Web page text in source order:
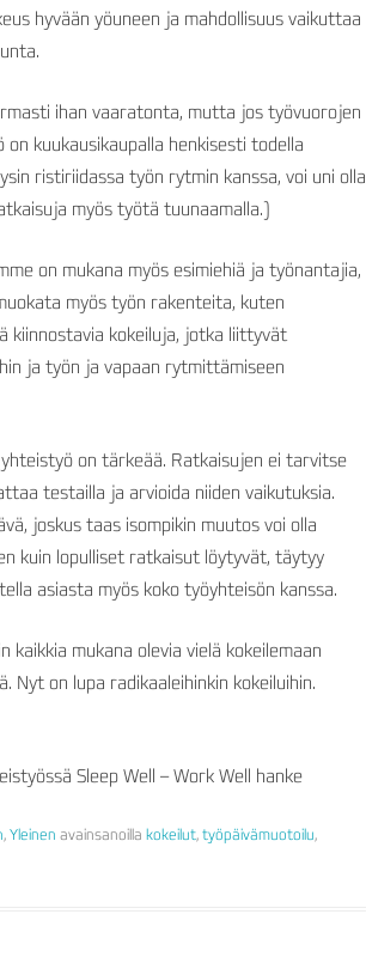
hyvään yöuneen ja mahdollisuus vaikuttaa
ihan vaaratonta, mutta jos työvuorojen
kuukausikaupalla henkisesti todella
ristiriidassa työn rytmin kanssa, voi uni olla
myös työtä tuunaamalla.)
on mukana myös esimiehiä ja työnantajia,
myös työn rakenteita, kuten
kiinnostavia kokeiluja, jotka liittyvät
ja työn ja vapaan rytmittämiseen
on tärkeää. Ratkaisujen ei tarvitse
testailla ja arvioida niiden vaikutuksia.
joskus taas isompikin muutos voi olla
kuin lopulliset ratkaisut löytyvät, täytyy
asiasta myös koko työyhteisön kanssa.
kaikkia mukana olevia vielä kokeilemaan
Nyt on lupa radikaaleihinkin kokeiluihin.
Sleep Well – Work Well hanke
, Yleinen avainsanoilla kokeilut, työpäivämuotoilu,